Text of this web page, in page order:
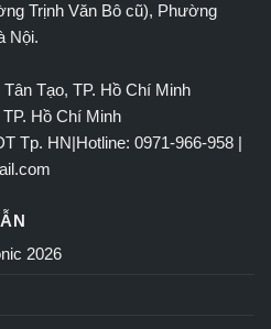
Trịnh Văn Bô cũ), Phường
Nội.
Tạo, TP. Hồ Chí Minh
Hồ Chí Minh
Tp. HN|Hotline: 0971-966-958 |
2026